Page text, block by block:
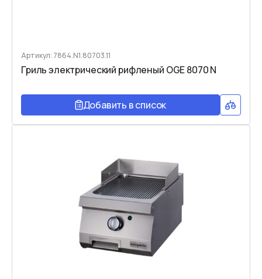
Артикул: 7864.N1.80703.11
Гриль электрический рифленый OGE 8070 N
Добавить в список